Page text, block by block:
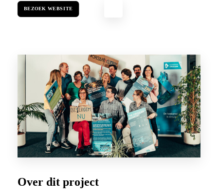
BEZOEK WEBSITE
Over dit project